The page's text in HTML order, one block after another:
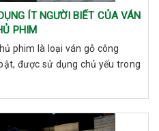
ÍT NGƯỜI BIẾT CỦA VÁN
PHIM
phim là loại ván gỗ công
được sử dụng chủ yếu trong